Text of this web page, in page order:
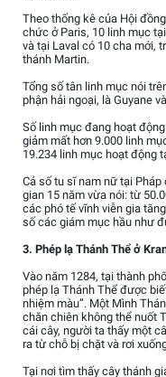
Theo thống kê của Hội
chức ở Paris, 10 linh mục
và tại Laval có 10 cha mới,
thánh Martin.
Tổng số tân linh mục nói
phận hải ngoại, là Guyane
Số linh mục đang hoạt
giảm mất hơn 9.000 linh
19.234 linh mục hoạt động
Cả số tu sĩ nam nữ tại
gian 15 năm vừa nói: từ
các phó tế vĩnh viễn gia
số các giám mục hầu như
3. Phép lạ Thánh Thể ở
Vào năm 1284, tại thành
phép lạ Thánh Thể được
nhiệm màu”. Một Mình
chăn chiên không thể nuốt
cái cây, người ta thấy một
ra từ chỗ bị chặt và rơi
Tại nơi tìm thấy cây thánh